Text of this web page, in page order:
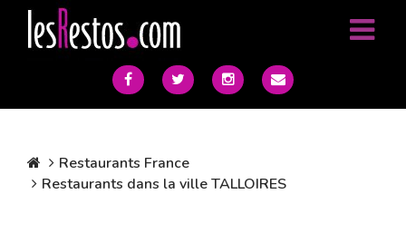
Restaurants France
Restaurants dans la ville TALLOIRES